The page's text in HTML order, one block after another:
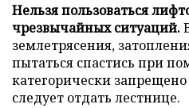
Нельзя пользоваться
чрезвычайных ситуаций.
землетрясения,
пытаться спастись при
категорически
следует отдать лестнице.